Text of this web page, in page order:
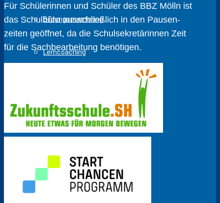
Bildungsmentoring
Lerncoaching
Respekt Coaches
Wichtige Gesetze
Für Schülerinnen und Schüler des BBZ Mölln ist
das Schulbüro ausschließlich in den Pausen­
zeiten geöffnet, da die Schul­sekretärinnen Zeit
für die Sach­bear­beitung benötigen.